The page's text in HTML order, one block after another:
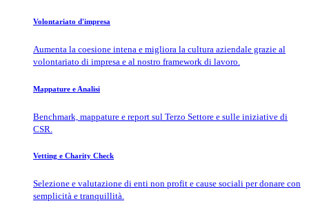
Volontariato d'impresa
Aumenta la coesione intena e migliora la cultura aziendale grazie al
volontariato di impresa e al nostro framework di lavoro.
Mappature e Analisi
Benchmark, mappature e report sul Terzo Settore e sulle iniziative di
CSR.
Vetting e Charity Check
Selezione e valutazione di enti non profit e cause sociali per donare con
semplicità e tranquillità.